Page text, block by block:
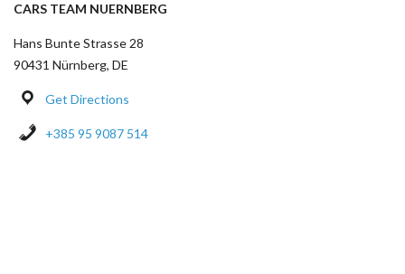
CARS TEAM NUERNBERG
Hans Bunte Strasse 28
90431 Nürnberg, DE
Get Directions
+385 95 9087 514